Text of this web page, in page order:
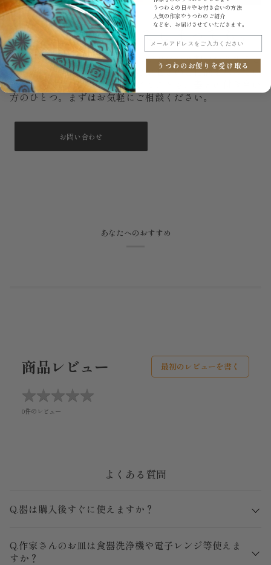
もし、いつか割れてしまっても。
大切に使っていても、器はいつか欠けたり割れたりするこ
とがあります。うつわ御結では金継ぎのご相談を承ってい
ます。直しながら長く使い続けることも、器との付き合い
方のひとつ。まずはお気軽にご相談ください。
お問い合わせ
あなたへのおすすめ
商品レビュー 最初のレビューを書く
★★★★★
★★★★★
0件のレビュー
よくある質問
Q.器は購入後すぐに使えますか？
Q.作家さんのお皿は食器洗浄機や電子レンジ等使えま
すか？
うつわとの日々やお付き合いの方法
人気の作家やうつわのご紹介
などを、お届けさせていただきます。
うつわのお便りを受け取る